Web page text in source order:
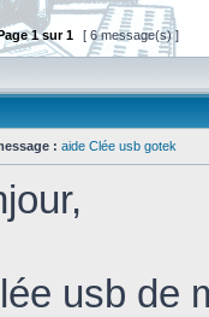
1sur1 [ 6 message(s) ]
: aide Clée usb gotek
usb de